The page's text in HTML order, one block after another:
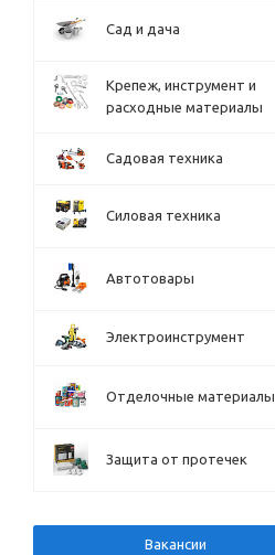
Сад и дача
Крепеж, инструмент и
расходные материалы
Садовая техника
Силовая техника
Автотовары
Электроинструмент
Отделочные материалы
Защита от протечек
Вакансии